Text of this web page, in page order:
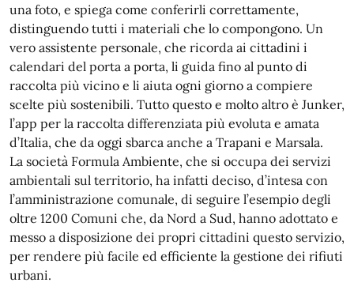
una foto, e spiega come conferirli correttamente,
distinguendo tutti i materiali che lo compongono. Un
vero assistente personale, che ricorda ai cittadini i
calendari del porta a porta, li guida fino al punto di
raccolta più vicino e li aiuta ogni giorno a compiere
scelte più sostenibili. Tutto questo e molto altro è Junker,
l’app per la raccolta differenziata più evoluta e amata
d’Italia, che da oggi sbarca anche a Trapani e Marsala.
La società Formula Ambiente, che si occupa dei servizi
ambientali sul territorio, ha infatti deciso, d’intesa con
l’amministrazione comunale, di seguire l’esempio degli
oltre 1200 Comuni che, da Nord a Sud, hanno adottato e
messo a disposizione dei propri cittadini questo servizio,
per rendere più facile ed efficiente la gestione dei rifiuti
urbani.